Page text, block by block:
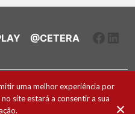
@CETERA
uma melhor experiência por
site estará a consentir a sua